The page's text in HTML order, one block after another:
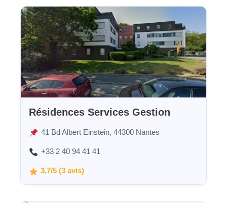
Résidences Services Gestion
41 Bd Albert Einstein, 44300 Nantes
+33 2 40 94 41 41
3,7/5 (3 avis)